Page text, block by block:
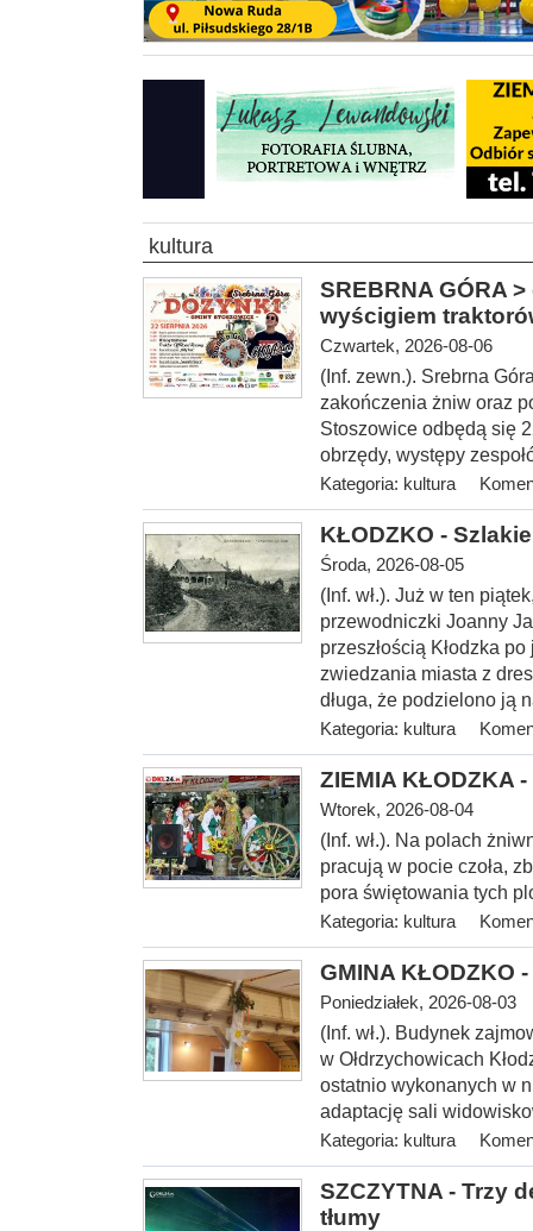
kultura
SREBRNA GÓRA
wyścigiem
Czwartek, 2026-08-06
(Inf. zewn.). Srebrna
zakończenia żniw oraz
Stoszowice odbędą się
obrzędy, występy
Kategoria: kultura
KŁODZKO -
Środa, 2026-08-05
(Inf. wł.). Już w ten
przewodniczki Joanny
przeszłością Kłodzka
zwiedzania miasta z
długa, że podzielono ją
Kategoria: kultura
ZIEMIA KŁODZKA
Wtorek, 2026-08-04
(Inf. wł.). Na polach
pracują w pocie czoła,
pora świętowania tych
Kategoria: kultura
GMINA KŁODZKO
Poniedziałek, 2026-08-03
(Inf. wł.). Budynek
w Ołdrzychowicach
ostatnio wykonanych w
adaptację sali
Kategoria: kultura
SZCZYTNA - Trzy
tłumy